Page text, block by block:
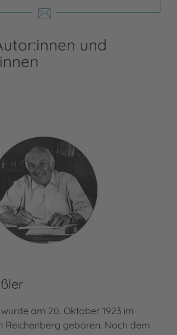
und
am 20. Oktober 1923 im
Reichenberg geboren. Nach dem